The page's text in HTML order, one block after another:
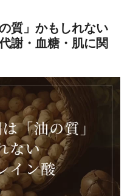
質」かもしれない
謝・血糖・肌に関